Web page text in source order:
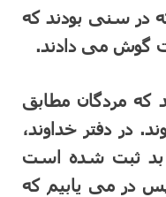
در سنی بودند که
گوش می دادند.
که مردگان مطابق
در دفتر خداوند،
ثبت شده است
فصل ۲۰ آیه ۱۳). پس در می یابیم که